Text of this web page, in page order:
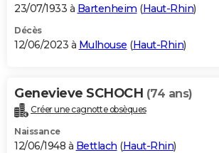
23/07/1933 à Bartenheim (Haut-Rhin)
Décès
12/06/2023 à Mulhouse (Haut-Rhin)
Genevieve SCHOCH (74 ans)
Créer une cagnotte obsèques
Naissance
12/06/1948 à Bettlach (Haut-Rhin)